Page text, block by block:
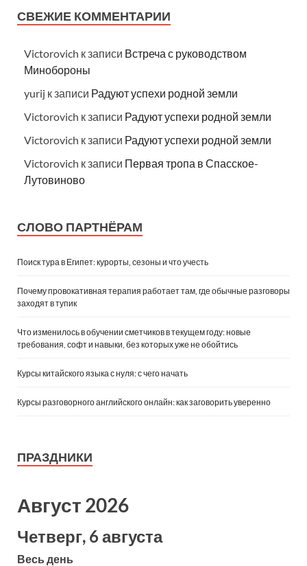
СВЕЖИЕ КОММЕНТАРИИ
Victorovich к записи Встреча с руководством
Минобороны
yurij к записи Радуют успехи родной земли
Victorovich к записи Радуют успехи родной земли
Victorovich к записи Радуют успехи родной земли
Victorovich к записи Первая тропа в Спасское-
Лутовиново
СЛОВО ПАРТНЁРАМ
Поиск тура в Египет: курорты, сезоны и что учесть
Почему провокативная терапия работает там, где обычные разговоры
заходят в тупик
Что изменилось в обучении сметчиков в текущем году: новые
требования, софт и навыки, без которых уже не обойтись
Курсы китайского языка с нуля: с чего начать
Курсы разговорного английского онлайн: как заговорить уверенно
ПРАЗДНИКИ
Август 2026
Четверг, 6 августа
Весь день